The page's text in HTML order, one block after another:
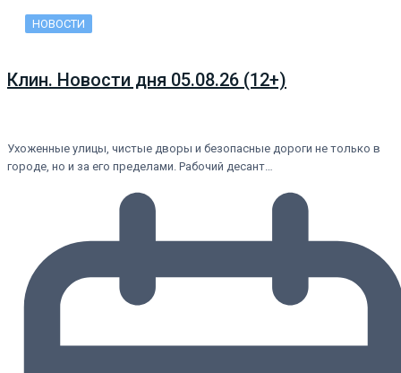
НОВОСТИ
Клин. Новости дня 05.08.26 (12+)
Ухоженные улицы, чистые дворы и безопасные дороги не только в
городе, но и за его пределами. Рабочий десант…